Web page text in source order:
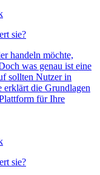
sie?
handeln möchte,
was genau ist eine
sollten Nutzer in
erklärt die Grundlagen
für Ihre
sie?